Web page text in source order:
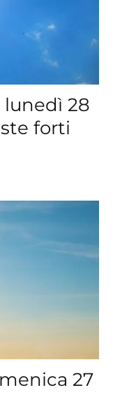
lunedì 28
forti
27